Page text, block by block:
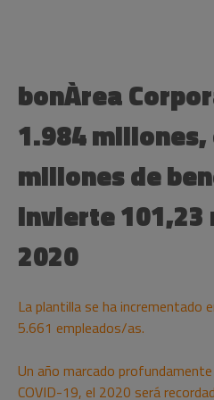
bonÀrea
1.984
millones de
invierte 101,23
2020
La plantilla se ha incrementado
5.661 empleados/as.
Un año marcado
COVID-19, el 2020 será